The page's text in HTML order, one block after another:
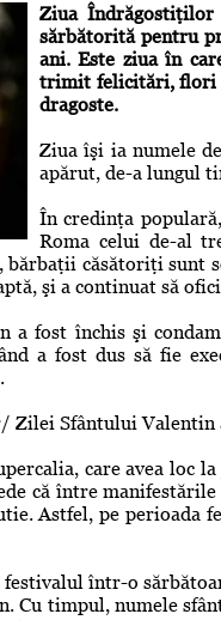
Ziua Îndrăgostiţilor
sărbătorită pentru
ani. Este ziua în
trimit felicitări, flori
dragoste.
Ziua îşi ia numele
apărut, de-a lungul
În credinţa
Roma celui de-al
bărbaţii căsătoriţi sunt
şi a continuat să
a fost închis şi
a fost dus să fie
Sfântului Valentin
care avea loc
că între
Astfel, pe perioada
într-o
Cu timpul, numele